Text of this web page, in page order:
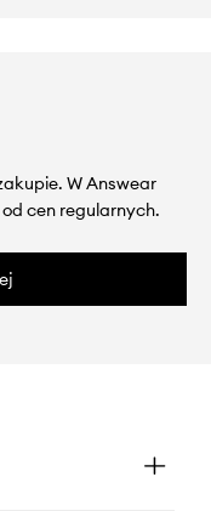
W Answear
cen regularnych.